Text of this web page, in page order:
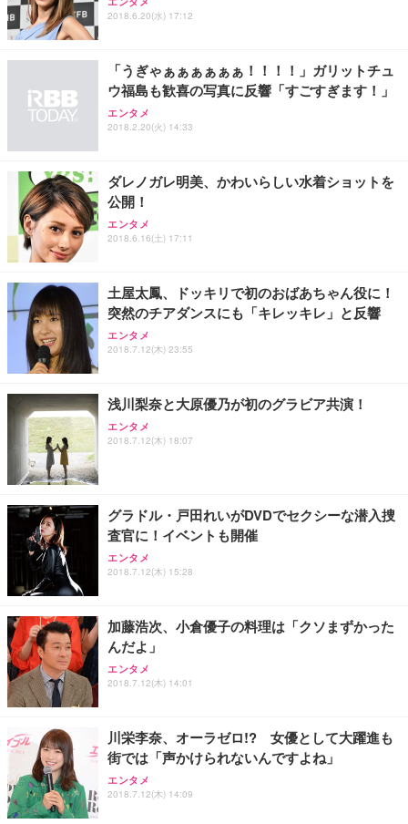
ワーク チェア 強化バックレスト 30度ロッキング機
能 人間工学 椅子 腰サポート 90度跳ね上げ式アーム
務用 おしゃれ パソコンチェア (ブラック)
Sezlife オフィスチェア デスクチェア 疲れない テレ
ワーク チェア 強化バックレスト 30度ロッキング機
能 人間工学 椅子 腰サポート 90度跳ね上げ式アーム
務用 おしゃれ パソコンチェア (ホワイト)
ANDWINT オフィスチェア デスクチェア 肘なし メ
ッシュ 通気性 ランバーサポート付き 腰サポート ガ
ス圧無段階昇降 360度回転 キャスター付き コンパク
フック付き（CFI-ZDM1J）
【整備済み品】Dell E2724HS 27インチ 液晶モニタ
ー フルHD（1920×1080）VA 非光沢 HDMI/DisplayP
ort/VGA スピーカー内蔵 高さ調整 スイベル VESA対
【MiniLED/24.5inch/280Hz/FHD】GRAPHT THE S
HOOTER Gaming Monitor 24” Essential ゲーミン
グモニター QD 24.5インチ 1ms FHD 量子ドット 残
り 単品
Smart Basic(スマートベーシック) 【Amazon.co.jp
限定】 Smart Basic アイリスオーヤマ ペットシーツ
超厚型 お徳用 ワイド 100枚入 (x 1) (ケース販売)
アイリスオーヤマ ペットシーツ 超厚型 お徳用 レギ
ュラー 200枚入【Amazon.co.jp限定】
2018.6.20(水) 17:12
「うぎゃぁぁぁぁぁぁ！！！！」ガリットチュ
ウ福島も歓喜の写真に反響「すごすぎます！」
エンタメ
2018.2.20(火) 14:33
ダレノガレ明美、かわいらしい水着ショットを
公開！
エンタメ
2018.6.16(土) 17:11
土屋太鳳、ドッキリで初のおばあちゃん役に！
突然のチアダンスにも「キレッキレ」と反響
エンタメ
2018.7.12(木) 23:55
浅川梨奈と大原優乃が初のグラビア共演！
エンタメ
2018.7.12(木) 18:07
グラドル・戸田れいがDVDでセクシーな潜入捜
査官に！イベントも開催
エンタメ
2018.7.12(木) 15:28
加藤浩次、小倉優子の料理は「クソまずかった
んだよ」
エンタメ
2018.7.12(木) 14:01
川栄李奈、オーラゼロ!? 女優として大躍進も
街では「声かけられないんですよね」
エンタメ
2018.7.12(木) 14:09